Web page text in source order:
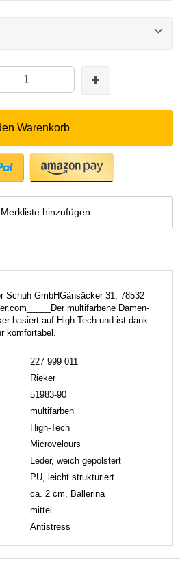
Warenkorb
hinzufügen
Schuh GmbHGänsäcker 31, 78532
multifarbene Damen-
basiert auf High-Tech und ist dank
komfortabel.
227 999 011
Rieker
51983-90
multifarben
High-Tech
Microvelours
Leder, weich gepolstert
PU, leicht strukturiert
ca. 2 cm, Ballerina
mittel
Antistress